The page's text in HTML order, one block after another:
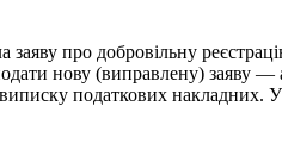
про добровільну
нову (виправлену) заяву
податкових накладних. У